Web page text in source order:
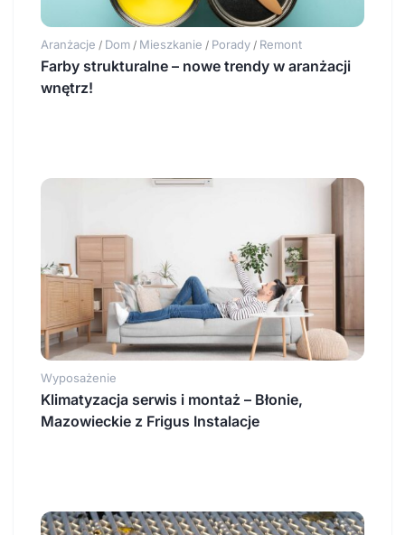
Aranżacje / Dom / Mieszkanie / Porady / Remont
Farby strukturalne – nowe trendy w aranżacji
wnętrz!
Wyposażenie
Klimatyzacja serwis i montaż – Błonie,
Mazowieckie z Frigus Instalacje